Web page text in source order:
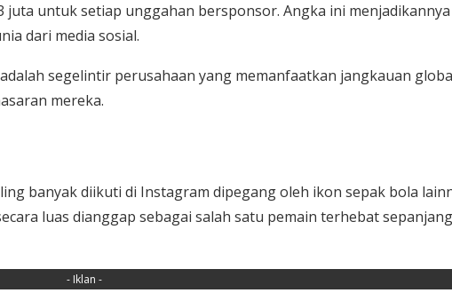
untuk setiap unggahan bersponsor. Angka ini menjadikannya
dari media sosial.
segelintir perusahaan yang memanfaatkan jangkauan
mereka.
banyak diikuti di Instagram dipegang oleh ikon sepak bola
luas dianggap sebagai salah satu pemain terhebat sepanjang
- Iklan -